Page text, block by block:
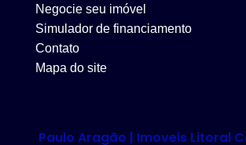
Negocie seu imóvel
Simulador de financiamento
Contato
Mapa do site
Paulo Aragão | Imoveis Litoral